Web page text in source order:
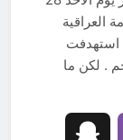
العراقية
استهدفت
. لكن ما
Viber